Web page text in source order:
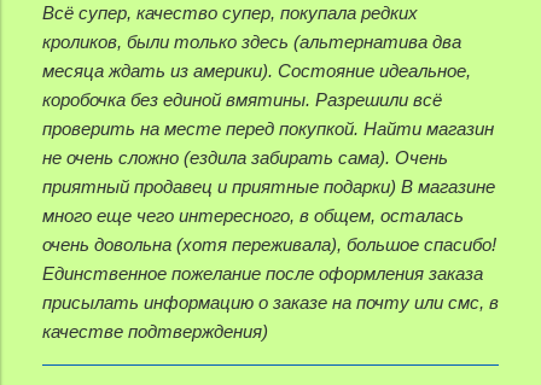
Всё супер, качество супер, покупала редких
кроликов, были только здесь (альтернатива два
месяца ждать из америки). Состояние идеальное,
коробочка без единой вмятины. Разрешили всё
проверить на месте перед покупкой. Найти магазин
не очень сложно (ездила забирать сама). Очень
приятный продавец и приятные подарки) В магазине
много еще чего интересного, в общем, осталась
очень довольна (хотя переживала), большое спасибо!
Единственное пожелание после оформления заказа
присылать информацию о заказе на почту или смс, в
качестве подтверждения)